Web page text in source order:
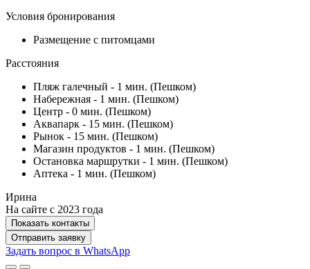
Условия бронирования
Размещение с питомцами
Расстояния
Пляж галечный - 1 мин. (Пешком)
Набережная - 1 мин. (Пешком)
Центр - 0 мин. (Пешком)
Аквапарк - 15 мин. (Пешком)
Рынок - 15 мин. (Пешком)
Магазин продуктов - 1 мин. (Пешком)
Остановка маршрутки - 1 мин. (Пешком)
Аптека - 1 мин. (Пешком)
Ирина
На сайте с 2023 года
Показать контакты
Отправить заявку
Задать вопрос в WhatsApp